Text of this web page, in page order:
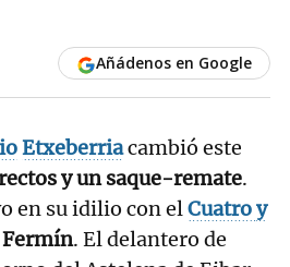
Añádenos en Google
Etxeberriacambió este
y un saque-remate.
en su idilio con elCuatroy
Fermín. El delantero de